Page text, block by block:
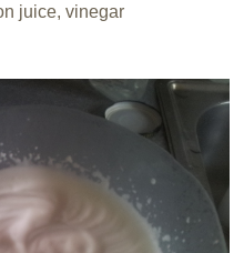
juice, vinegar